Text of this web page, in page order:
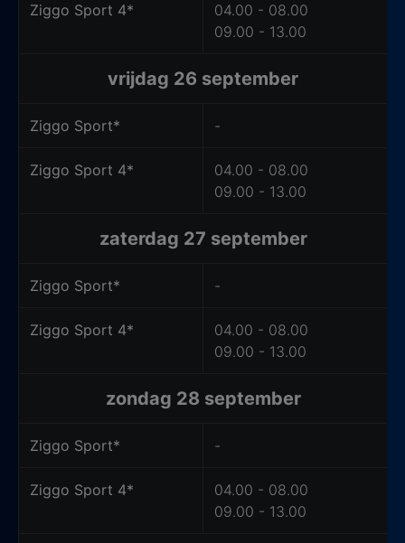
Ziggo Sport 4*
04.00 - 08.00
09.00 - 13.00
vrijdag 26 september
Ziggo Sport* -
Ziggo Sport 4*
04.00 - 08.00
09.00 - 13.00
zaterdag 27 september
Ziggo Sport* -
Ziggo Sport 4*
04.00 - 08.00
09.00 - 13.00
zondag 28 september
Ziggo Sport* -
Ziggo Sport 4*
04.00 - 08.00
09.00 - 13.00